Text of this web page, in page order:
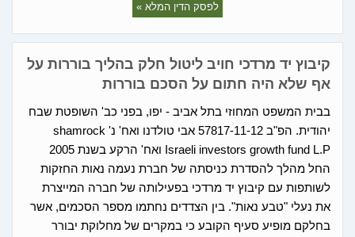
לפסק הדין המלא »
קיבוץ יד מרדכי חויב ליטול חלק בהליך בוררות על
אף שלא היה חתום על הסכם בוררות
בבית המשפט המחוזי בתל אביב - יפו, בפני כב' השופטת שבח
יהודית. הפ"ב 57817-11-12 אבי טולדנו ואח' נ' shamrock
Israeli investors growth fund L.P ואח' הרקע בשנת 2005
החל מהלך להסדרת כניסתה של חברת נעמה נאות החזקות
לשותפות עם קיבוץ יד מרדכי בפעילותה של חברה המייצרת
את נעלי "טבע נאות". בין הצדדים נחתמו מספר הסכמים, אשר
בחלקם מופיע סעיף הקובע כי במקרים של מחלוקת יבורר